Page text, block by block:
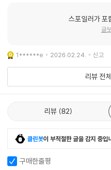
스포일러가 포
글
1******e 2026.02.24. 신고
리뷰 전
리뷰 82
클린봇이 부적절한 글을 감지 중입
구매한줄평